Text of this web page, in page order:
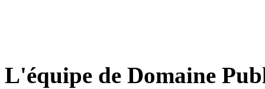
L'équipe de Domaine